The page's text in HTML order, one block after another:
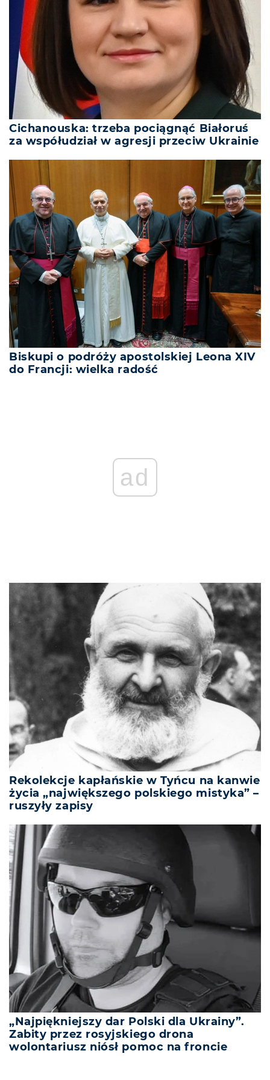
Cichanouska: trzeba pociągnąć Białoruś
za współudział w agresji przeciw Ukrainie
Biskupi o podróży apostolskiej Leona XIV
do Francji: wielka radość
ad
Rekolekcje kapłańskie w Tyńcu na kanwie
życia „największego polskiego mistyka” –
ruszyły zapisy
„Najpiękniejszy dar Polski dla Ukrainy”.
Zabity przez rosyjskiego drona
wolontariusz niósł pomoc na froncie